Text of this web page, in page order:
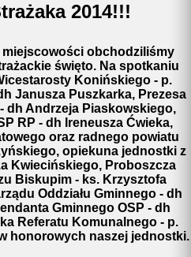
2014!!!
miejscowości obchodziliśmy
święto. Na spotkaniu
Konińskiego - p.
Janusza Puszkarka, Prezesa
dh Andrzeja Piaskowskiego,
RP - dh Ireneusza Ćwieka,
oraz radnego powiatu
opiekuna jednostki z
Kwiecińskiego, Proboszcza
Biskupim - ks. Krzysztofa
Oddziału Gminnego - dh
Gminnego OSP - dh
Referatu Komunalnego - p.
honorowych naszej jednostki.